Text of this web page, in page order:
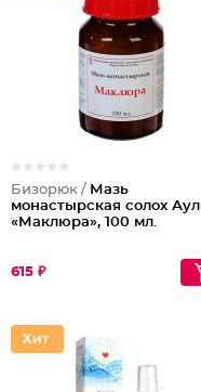
Бизорюк / Мазь
монастырская солох Аул
«Маклюра», 100 мл.
615 ₽